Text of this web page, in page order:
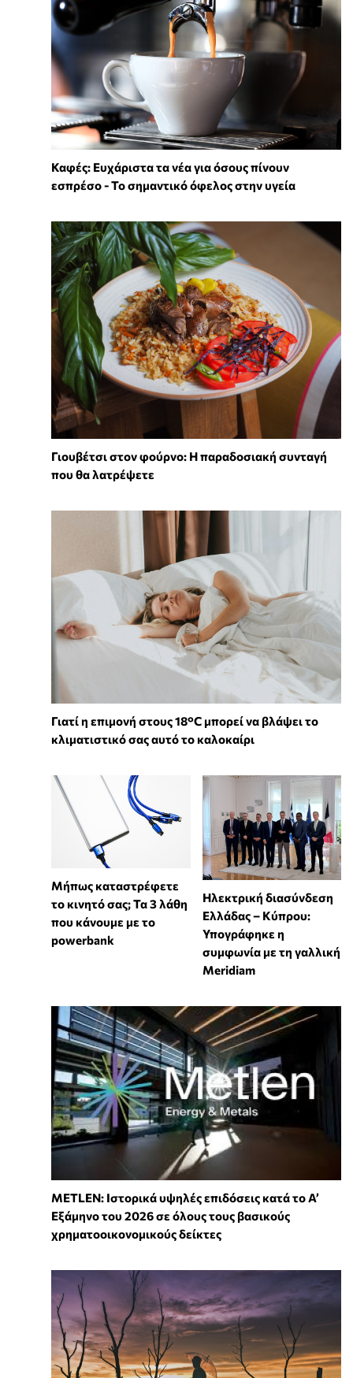
Καφές: Ευχάριστα τα νέα για όσους πίνουν
εσπρέσο - Το σημαντικό όφελος στην υγεία
Γιουβέτσι στον φούρνο: Η παραδοσιακή συνταγή
που θα λατρέψετε
Γιατί η επιμονή στους 18°C μπορεί να βλάψει το
κλιματιστικό σας αυτό το καλοκαίρι
Μήπως καταστρέφετε
το κινητό σας; Τα 3 λάθη
που κάνουμε με το
powerbank
Ηλεκτρική διασύνδεση
Ελλάδας – Κύπρου:
Υπογράφηκε η
συμφωνία με τη γαλλική
Meridiam
METLEN: Ιστορικά υψηλές επιδόσεις κατά το Α’
Εξάμηνο του 2026 σε όλους τους βασικούς
χρηματοοικονομικούς δείκτες